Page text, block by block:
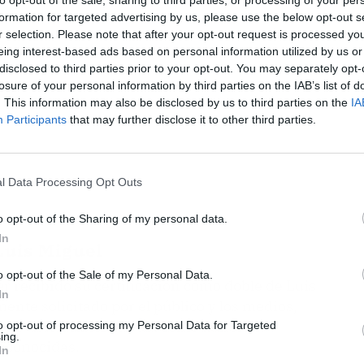
for targeted advertising by us, please use the below opt-out
selection. Please note that after your opt-out request is processed
interest-based ads based on personal information utilized by us
to third parties prior to your opt-out. You may separately
of your personal information by third parties on the IAB’s list of
This information may also be disclosed by us to third parties on the
Participants that may further disclose it to other third parties.
Data Processing Opt Outs
opt-out of the Sharing of my personal data.
opt-out of the Sale of my Personal Data.
opt-out of processing my Personal Data for Targeted
Miguel
recibido su certificación como doble de Luis
solicitado por el público y los medios,
nacional, así como también